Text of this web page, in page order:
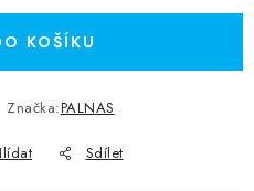
KOŠÍKU
Značka:PALNAS
Sdílet